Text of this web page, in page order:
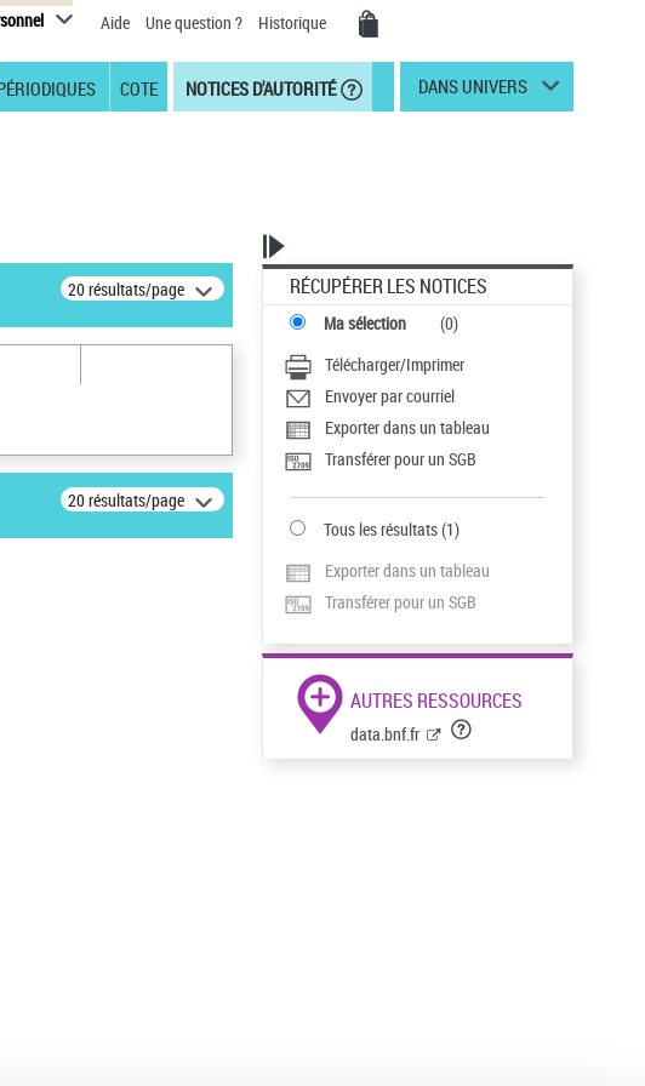
Aide Une question ? Historique
COTE NOTICES D'AUTORITÉ DANS UNIVERS
20 résultats/page
20 résultats/page
RÉCUPÉRER LES NOTICES
Ma sélection (0)
Télécharger/Imprimer
Envoyer par courriel
Exporter dans un tableau
Transférer pour un SGB
Tous les résultats(1)
Exporter dans un tableau
Transférer pour un SGB
AUTRES RESSOURCES
data.bnf.fr